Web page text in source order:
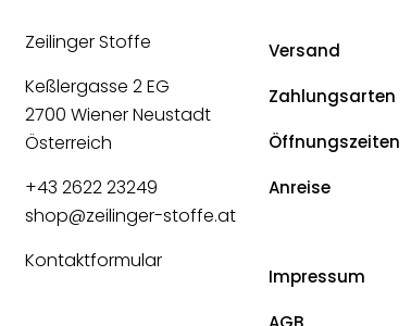
Zeilinger Stoffe
Keßlergasse 2 EG
2700 Wiener Neustadt
Österreich
+43 2622 23249
shop@zeilinger-stoffe.at
Kontaktformular
Versand
Zahlungsarten
Öffnungszeiten
Anreise
Impressum